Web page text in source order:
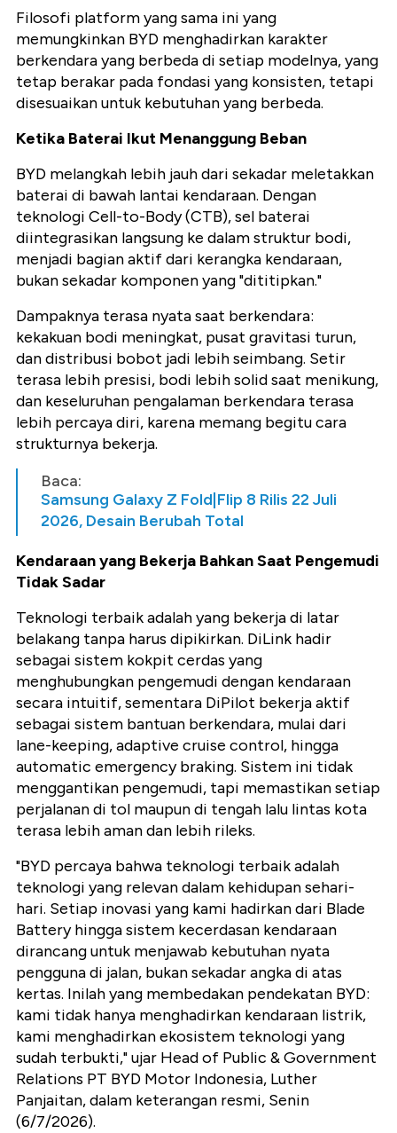
Filosofi platform yang sama ini yang
memungkinkan BYD menghadirkan karakter
berkendara yang berbeda di setiap modelnya, yang
tetap berakar pada fondasi yang konsisten, tetapi
disesuaikan untuk kebutuhan yang berbeda.
Ketika Baterai Ikut Menanggung Beban
BYD melangkah lebih jauh dari sekadar meletakkan
baterai di bawah lantai kendaraan. Dengan
teknologi Cell-to-Body (CTB), sel baterai
diintegrasikan langsung ke dalam struktur bodi,
menjadi bagian aktif dari kerangka kendaraan,
bukan sekadar komponen yang "dititipkan."
Dampaknya terasa nyata saat berkendara:
kekakuan bodi meningkat, pusat gravitasi turun,
dan distribusi bobot jadi lebih seimbang. Setir
terasa lebih presisi, bodi lebih solid saat menikung,
dan keseluruhan pengalaman berkendara terasa
lebih percaya diri, karena memang begitu cara
strukturnya bekerja.
Baca:
Samsung Galaxy Z Fold|Flip 8 Rilis 22 Juli
2026, Desain Berubah Total
Kendaraan yang Bekerja Bahkan Saat Pengemudi
Tidak Sadar
Teknologi terbaik adalah yang bekerja di latar
belakang tanpa harus dipikirkan. DiLink hadir
sebagai sistem kokpit cerdas yang
menghubungkan pengemudi dengan kendaraan
secara intuitif, sementara DiPilot bekerja aktif
sebagai sistem bantuan berkendara, mulai dari
lane-keeping, adaptive cruise control, hingga
automatic emergency braking. Sistem ini tidak
menggantikan pengemudi, tapi memastikan setiap
perjalanan di tol maupun di tengah lalu lintas kota
terasa lebih aman dan lebih rileks.
"BYD percaya bahwa teknologi terbaik adalah
teknologi yang relevan dalam kehidupan sehari-
hari. Setiap inovasi yang kami hadirkan dari Blade
Battery hingga sistem kecerdasan kendaraan
dirancang untuk menjawab kebutuhan nyata
pengguna di jalan, bukan sekadar angka di atas
kertas. Inilah yang membedakan pendekatan BYD:
kami tidak hanya menghadirkan kendaraan listrik,
kami menghadirkan ekosistem teknologi yang
sudah terbukti," ujar Head of Public & Government
Relations PT BYD Motor Indonesia, Luther
Panjaitan, dalam keterangan resmi, Senin
(6/7/2026).